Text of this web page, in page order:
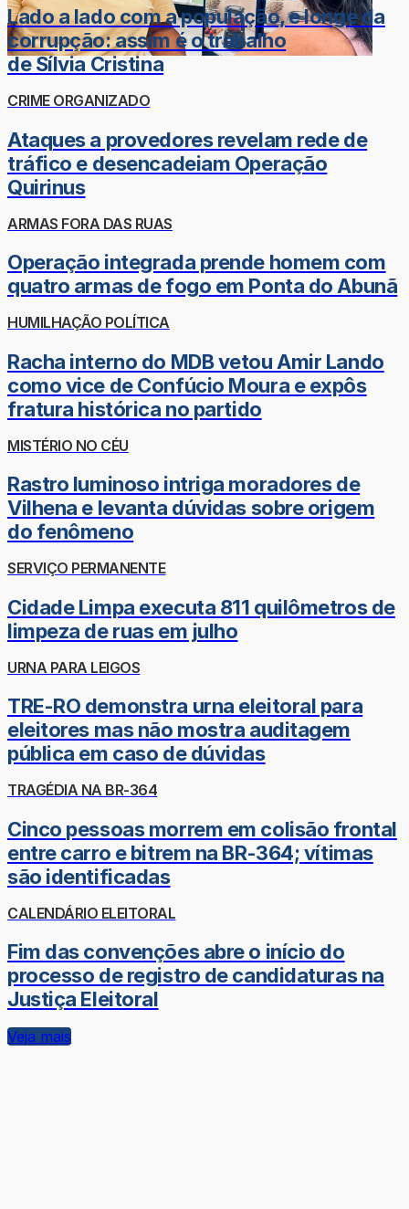
Lado a lado com a população, e longe da
corrupção: assim é o trabalho
de Sílvia Cristina
CRIME ORGANIZADO
Ataques a provedores revelam rede de
tráfico e desencadeiam Operação
Quirinus
ARMAS FORA DAS RUAS
Operação integrada prende homem com
quatro armas de fogo em Ponta do Abunã
HUMILHAÇÃO POLÍTICA
Racha interno do MDB vetou Amir Lando
como vice de Confúcio Moura e expôs
fratura histórica no partido
MISTÉRIO NO CÉU
Rastro luminoso intriga moradores de
Vilhena e levanta dúvidas sobre origem
do fenômeno
SERVIÇO PERMANENTE
Cidade Limpa executa 811 quilômetros de
limpeza de ruas em julho
URNA PARA LEIGOS
TRE-RO demonstra urna eleitoral para
eleitores mas não mostra auditagem
pública em caso de dúvidas
TRAGÉDIA NA BR-364
Cinco pessoas morrem em colisão frontal
entre carro e bitrem na BR-364; vítimas
são identificadas
CALENDÁRIO ELEITORAL
Fim das convenções abre o início do
processo de registro de candidaturas na
Justiça Eleitoral
Veja mais